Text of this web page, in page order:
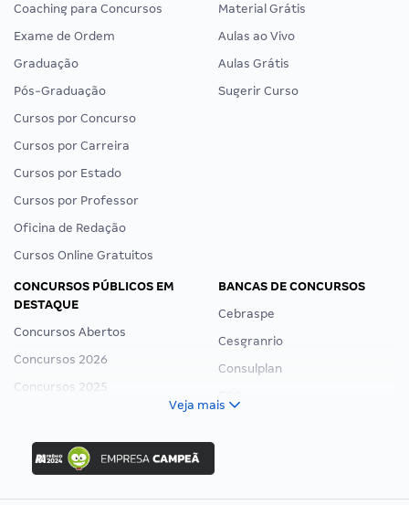
Coaching para Concursos
Exame de Ordem
Graduação
Pós-Graduação
Cursos por Concurso
Cursos por Carreira
Cursos por Estado
Cursos por Professor
Oficina de Redação
Cursos Online Gratuitos
Material Grátis
Aulas ao Vivo
Aulas Grátis
Sugerir Curso
CONCURSOS PÚBLICOS EM
DESTAQUE
Concursos Abertos
Concursos 2026
Concursos 2025
Concurso Ibama
Concurso MPU
Editais publicados
BANCAS DE CONCURSOS
Cebraspe
Cesgranrio
Consulplan
Veja mais